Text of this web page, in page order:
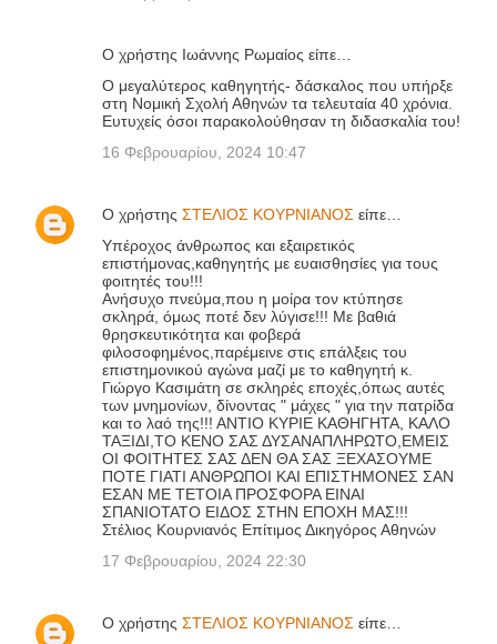
Ο χρήστης Ιωάννης Ρωμαίος είπε…
Ο μεγαλύτερος καθηγητής- δάσκαλος που υπήρξε
στη Νομική Σχολή Αθηνών τα τελευταία 40 χρόνια.
Ευτυχείς όσοι παρακολούθησαν τη διδασκαλία του!
16 Φεβρουαρίου, 2024 10:47
Ο χρήστης ΣΤΕΛΙΟΣ ΚΟΥΡΝΙΑΝΟΣ είπε…
Υπέροχος άνθρωπος και εξαιρετικός
επιστήμονας,καθηγητής με ευαισθησίες για τους
φοιτητές του!!!
Ανήσυχο πνεύμα,που η μοίρα τον κτύπησε
σκληρά, όμως ποτέ δεν λύγισε!!! Με βαθιά
θρησκευτικότητα και φοβερά
φιλοσοφημένος,παρέμεινε στις επάλξεις του
επιστημονικού αγώνα μαζί με το καθηγητή κ.
Γιώργο Κασιμάτη σε σκληρές εποχές,όπως αυτές
των μνημονίων, δίνοντας " μάχες " για την πατρίδα
και το λαό της!!! ΑΝΤΙΟ ΚΥΡΙΕ ΚΑΘΗΓΗΤΑ, ΚΑΛΟ
ΤΑΞΙΔΙ,ΤΟ ΚΕΝΟ ΣΑΣ ΔΥΣΑΝΑΠΛΗΡΩΤΟ,ΕΜΕΙΣ
ΟΙ ΦΟΙΤΗΤΕΣ ΣΑΣ ΔΕΝ ΘΑ ΣΑΣ ΞΕΧΑΣΟΥΜΕ
ΠΟΤΕ ΓΙΑΤΙ ΑΝΘΡΩΠΟΙ ΚΑΙ ΕΠΙΣΤΗΜΟΝΕΣ ΣΑΝ
ΕΣΑΝ ΜΕ ΤΕΤΟΙΑ ΠΡΟΣΦΟΡΑ ΕΙΝΑΙ
ΣΠΑΝΙΟΤΑΤΟ ΕΙΔΟΣ ΣΤΗΝ ΕΠΟΧΗ ΜΑΣ!!!
Στέλιος Κουρνιανός Επίτιμος Δικηγόρος Αθηνών
17 Φεβρουαρίου, 2024 22:30
Ο χρήστης ΣΤΕΛΙΟΣ ΚΟΥΡΝΙΑΝΟΣ είπε…